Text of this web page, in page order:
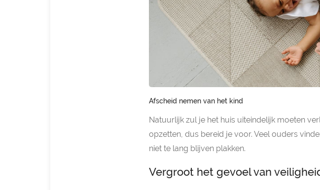
Afscheid nemen van het kind
Natuurlijk zul je het huis uiteindelijk moeten
opzetten, dus bereid je voor. Veel ouders
niet te lang blijven plakken.
Vergroot het gevoel van